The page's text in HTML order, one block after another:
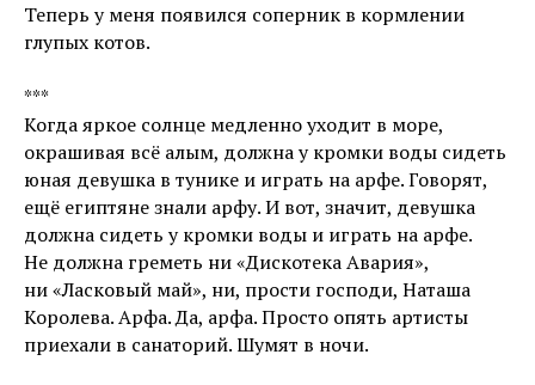
Теперь у меня появился соперник в кормлении
глупых котов.
***
Когда яркое солнце медленно уходит в море,
окрашивая всё алым, должна у кромки воды сидеть
юная девушка в тунике и играть на арфе. Говорят,
ещё египтяне знали арфу. И вот, значит, девушка
должна сидеть у кромки воды и играть на арфе.
Не должна греметь ни «Дискотека Авария»,
ни «Ласковый май», ни, прости господи, Наташа
Королева. Арфа. Да, арфа. Просто опять артисты
приехали в санаторий. Шумят в ночи.